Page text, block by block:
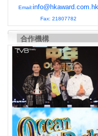
Email:info@hkaward.com.hk
Fax: 21807782
合作機構